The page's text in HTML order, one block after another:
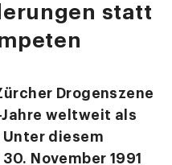
statt
Drogenszene
weltweit als
Unter diesem
November 1991